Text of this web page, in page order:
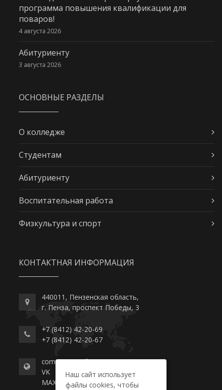
программа повышения квалификации для
поваров!
4 августа 2026
Абитуриенту
3 августа 2026
ОСНОВНЫЕ РАЗДЕЛЫ
О колледже
Студентам
Абитуриенту
Воспитательная работа
Физкультура и спорт
КОНТАКТНАЯ ИНФОРМАЦИЯ
440011, Пензенская область,
г. Пенза, проспект Победы, 3
+7 (8412) 42-20-69
+7 (8412) 42-20-67
commerce-college.ru
VK
MAX
Наш сайт использует
файлы cookies, чтобы